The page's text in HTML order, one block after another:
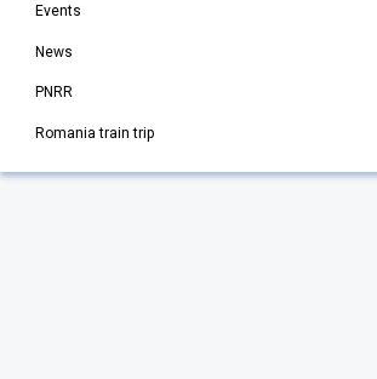
Events
News
PNRR
Romania train trip